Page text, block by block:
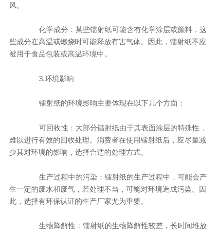
风。
化学成分：某些镭射纸可能含有化学涂层或颜料，这
些成分在高温或燃烧时可能释放有害气体。因此，镭射纸不应
被用于食品包装或高温环境中。
3.环境影响
镭射纸的环境影响主要体现在以下几个方面：
可回收性：大部分镭射纸由于其表面涂层的特殊性，
难以进行有效的回收处理。消费者在使用镭射纸后，应尽量减
少其对环境的影响，选择合适的处理方式。
生产过程中的污染：镭射纸的生产过程中，可能会产
生一定的废水和废气，若处理不当，可能对环境造成污染。因
此，选择有环保认证的生产厂家尤为重要。
生物降解性：镭射纸的生物降解性较差，长时间堆放